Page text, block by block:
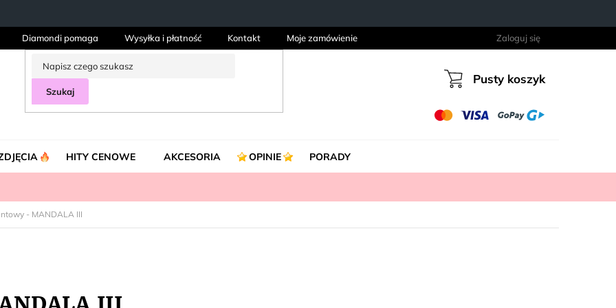
Diamondi pomaga Wysyłka i płatność Kontakt Moje zamówienie Zaloguj się
Szukaj Koszyk
Pusty koszyk
HITY CENOWE AKCESORIA OPINIE PORADY
- MANDALA III